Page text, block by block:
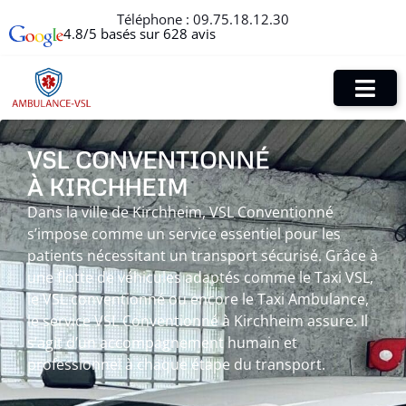
Téléphone : 09.75.18.12.30
4.8/5 basés sur 628 avis
VSL CONVENTIONNÉ
À KIRCHHEIM
Dans la ville de Kirchheim, VSL Conventionné
s’impose comme un service essentiel pour les
patients nécessitant un transport sécurisé. Grâce à
une flotte de véhicules adaptés comme le Taxi VSL,
le VSL conventionné ou encore le Taxi Ambulance,
le service VSL Conventionné à Kirchheim assure. Il
s’agit d’un accompagnement humain et
professionnel à chaque étape du transport.